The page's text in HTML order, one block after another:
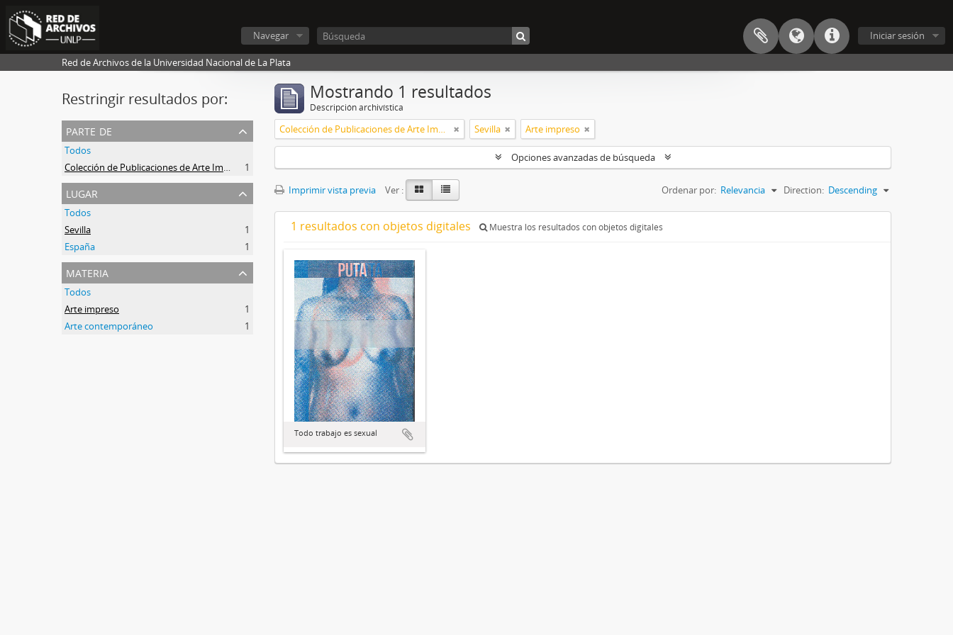
Iniciar sesión
Navegar
Red de Archivos de la Universidad Nacional de La Plata
Restringir resultados por:
parte de
Todos
Colección de Publicaciones de Arte Impreso
1
lugar
Todos
Sevilla
1
España
1
materia
Todos
Arte impreso
1
Arte contemporáneo
1
Mostrando 1 resultados
Descripción archivística
Colección de Publicaciones de Arte Impreso Sevilla Arte impreso
Opciones avanzadas de búsqueda
Imprimir vista previa Ver : Ordenar por: Relevancia Direction: Descending
1 resultados con objetos digitales Muestra los resultados con objetos digitales
Todo trabajo es sexual